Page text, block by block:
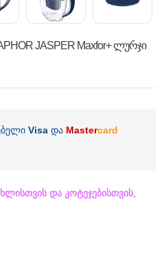
JASPER Maxfor+ ლურჯი
Visa და Mastercard
და კოტეჯებისთვის